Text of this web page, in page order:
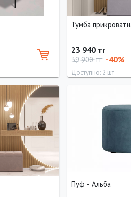
Глубина
40 см
Тумба
23 940 тг
39 900 тг -40%
Доступно: 2 шт
Пуф - Альба